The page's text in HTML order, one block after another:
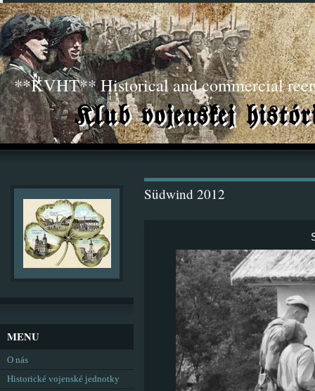
**KVHT** Historical and commercial
Südwind 2012
MENU
O nás
Historické vojenské jednotky